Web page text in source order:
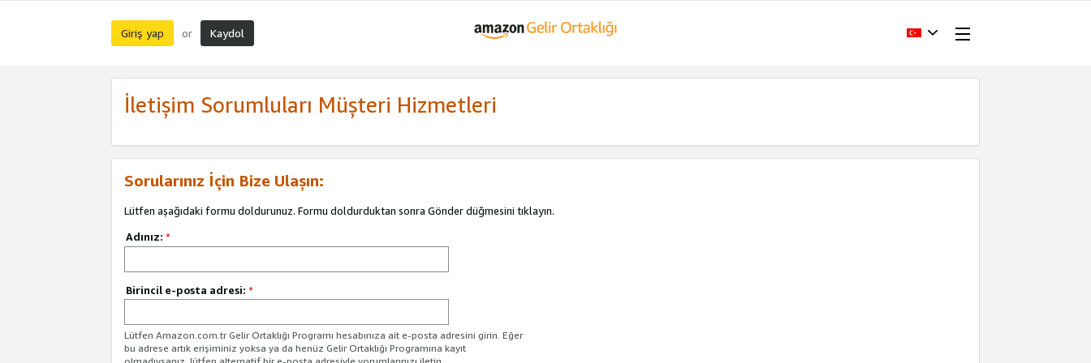
Giriş yap or Kaydol
İletişim Sorumluları Müşteri Hizmetleri
Sorularınız İçin Bize Ulaşın:
Lütfen aşağıdaki formu doldurunuz. Formu doldurduktan sonra Gönder düğmesini tıklayın.
Adınız: *
Birincil e-posta adresi: *
Lütfen Amazon.com.tr Gelir Ortaklığı Programı hesabınıza ait e-posta adresini girin. Eğer
bu adrese artık erişiminiz yoksa ya da henüz Gelir Ortaklığı Programına kayıt